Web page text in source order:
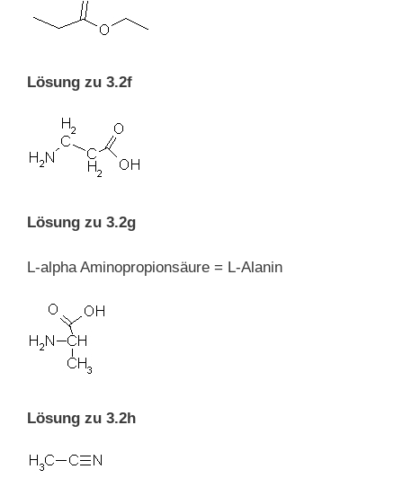
Lösung zu 3.2f
Lösung zu 3.2g
L-alpha Aminopropionsäure = L-Alanin
Lösung zu 3.2h